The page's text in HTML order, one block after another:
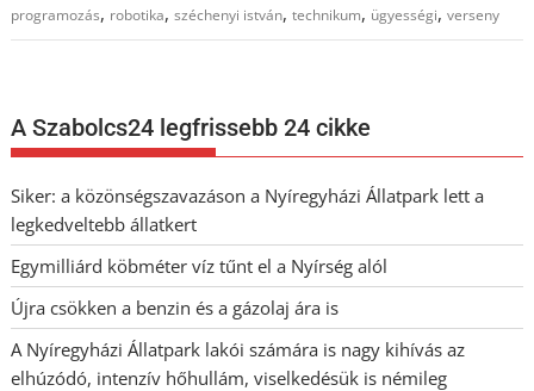
programozás, robotika,széchenyi istván,technikum, ügyességi,verseny
A Szabolcs24 legfrissebb 24 cikke
Siker: a közönségszavazáson a Nyíregyházi Állatpark lett a
legkedveltebb állatkert
Egymilliárd köbméter víz tűnt el a Nyírség alól
Újra csökken a benzin és a gázolaj ára is
A Nyíregyházi Állatpark lakói számára is nagy kihívás az
elhúzódó, intenzív hőhullám, viselkedésük is némileg